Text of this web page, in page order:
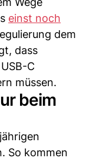
einst noch
dem
dass
C
müssen.
beim
So kommen